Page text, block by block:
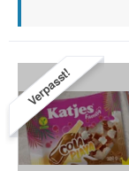
Verpasst!